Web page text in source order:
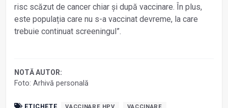
risc scăzut de cancer chiar și după vaccinare. În plus,
este populația care nu s-a vaccinat devreme, la care
trebuie continuat screeningul”.
NOTĂ AUTOR:
Foto: Arhivă personală
ETICHETE